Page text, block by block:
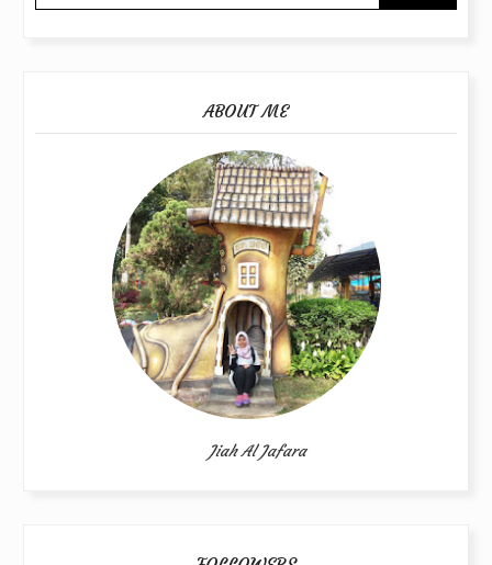
ABOUT ME
Jiah Al Jafara